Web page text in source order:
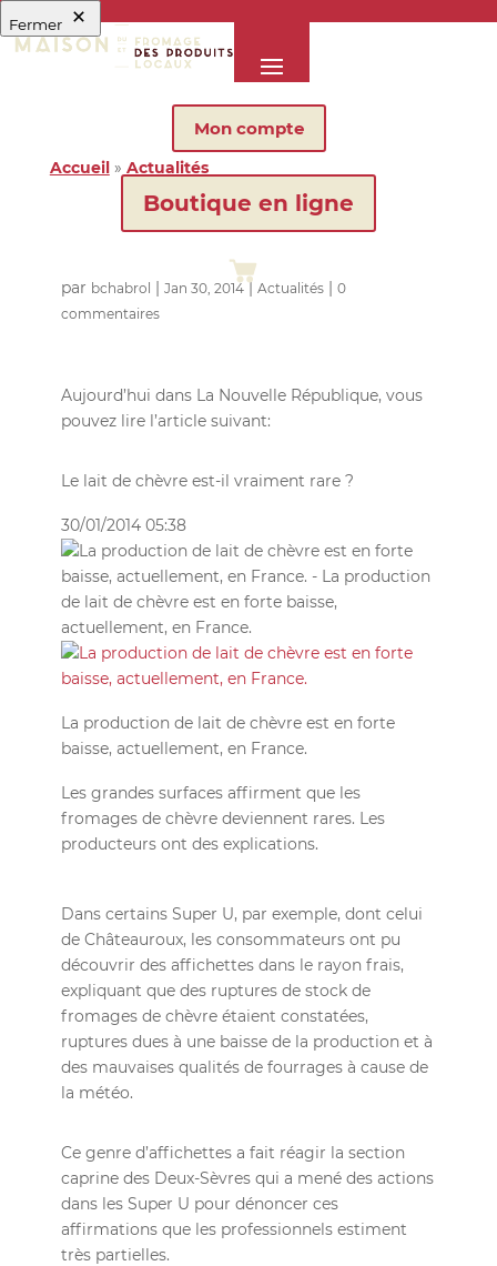
Mon compte
Boutique en ligne
Accueil» Actualités
par bchabrol | Jan 30, 2014| Actualités| 0
commentaires
Aujourd’hui dans La Nouvelle République, vous
pouvez lire l’article suivant:
Le lait de chèvre est-il vraiment rare ?
30/01/2014 05:38
La production de lait de chèvre est en forte
baisse, actuellement, en France.
Les grandes surfaces affirment que les
fromages de chèvre deviennent rares. Les
producteurs ont des explications.
Dans certains Super U, par exemple, dont celui
de Châteauroux, les consommateurs ont pu
découvrir des affichettes dans le rayon frais,
expliquant que des ruptures de stock de
fromages de chèvre étaient constatées,
ruptures dues à une baisse de la production et à
des mauvaises qualités de fourrages à cause de
la météo.
Ce genre d’affichettes a fait réagir la section
caprine des Deux-Sèvres qui a mené des actions
dans les Super U pour dénoncer ces
affirmations que les professionnels estiment
très partielles.
Fermer